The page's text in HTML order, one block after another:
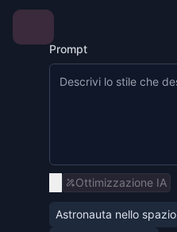
Prompt
Ottimizzazione IA
Astronauta nello spazio